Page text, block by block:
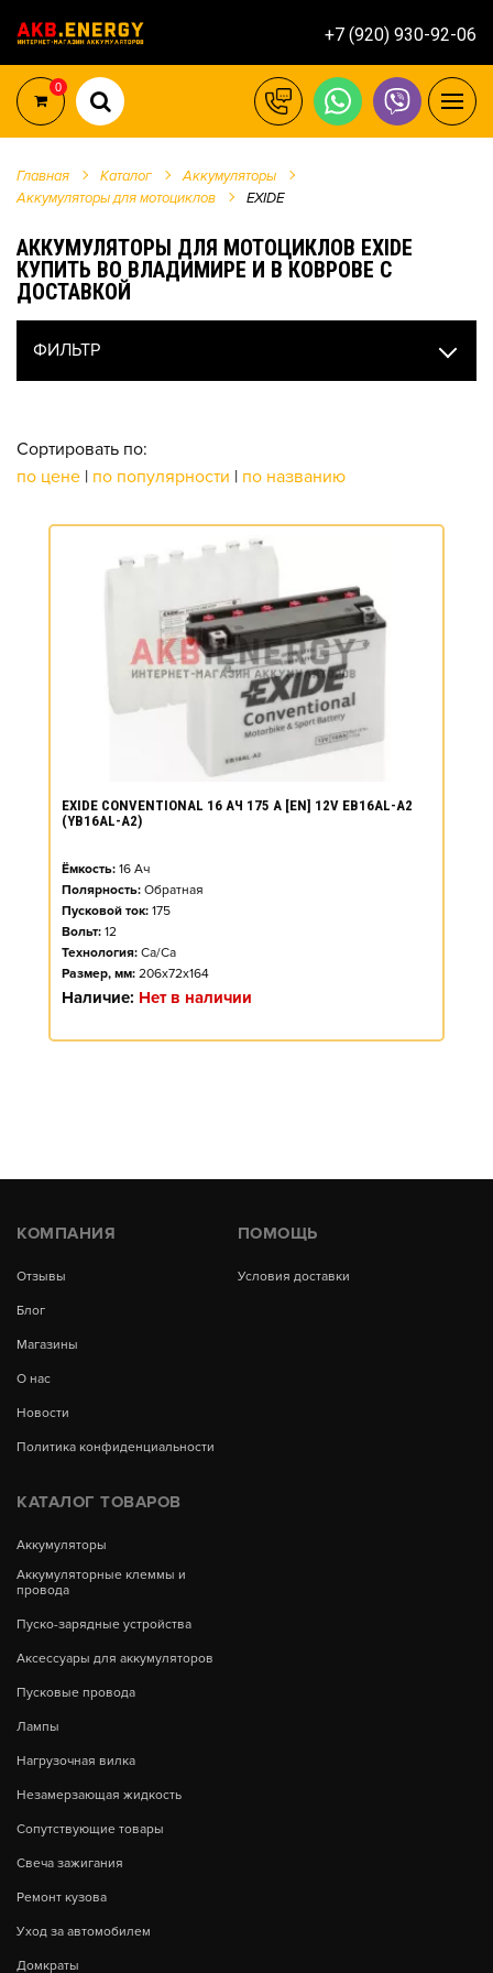
+7 (920) 930-92-06
0
Главная Каталог
Аккумуляторы
Аккумуляторы для мотоциклов
EXIDE
АККУМУЛЯТОРЫ ДЛЯ МОТОЦИКЛОВ EXIDE
КУПИТЬ ВО ВЛАДИМИРЕ И В КОВРОВЕ С
ДОСТАВКОЙ
ФИЛЬТР
Сортировать по:
по цене | по популярности | по названию
EXIDE CONVENTIONAL 16 АЧ 175 A [EN] 12V EB16AL-A2
(YB16AL-A2)
Ёмкость: 16 Ач
Полярность: Обратная
Пусковой ток: 175
Вольт: 12
Технология: Ca/Ca
Размер, мм: 206x72x164
Наличие: Нет в наличии
КОМПАНИЯ
Отзывы
Блог
Магазины
О нас
Новости
Политика конфиденциальности
ПОМОЩЬ
Условия доставки
КАТАЛОГ ТОВАРОВ
Аккумуляторы
Аккумуляторные клеммы и
провода
Пуско-зарядные устройства
Аксессуары для аккумуляторов
Пусковые провода
Лампы
Нагрузочная вилка
Незамерзающая жидкость
Сопутствующие товары
Свеча зажигания
Ремонт кузова
Уход за автомобилем
Домкраты